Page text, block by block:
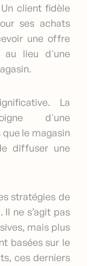
client fidèle
ses achats
une offre
au lieu d'une
La
d'une
le magasin
diffuser une
stratégies de
ne s’agit pas
mais plus
basées sur le
ces derniers